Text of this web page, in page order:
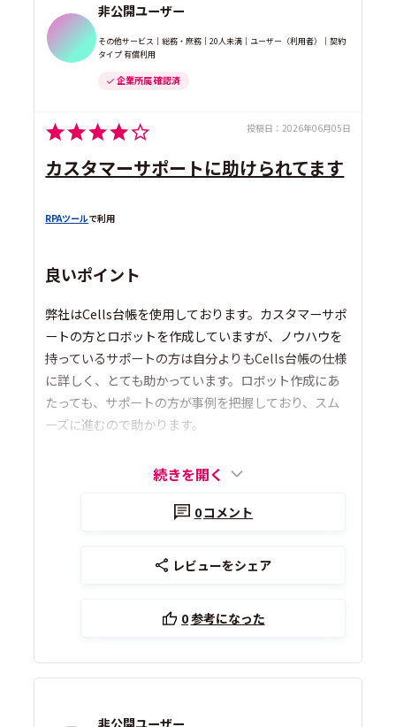
非公開ユーザー
その他サービス｜総務・庶務｜20人未満｜ユーザー（利用者）｜契約
タイプ 有償利用
企業所属 確認済
投稿日： 2026年06月05日
カスタマーサポートに助けられてます
RPAツールで利用
良いポイント
弊社はCells台帳を使用しております。カスタマーサポ
ートの方とロボットを作成していますが、ノウハウを
持っているサポートの方は自分よりもCells台帳の仕様
に詳しく、とても助かっています。ロボット作成にあ
たっても、サポートの方が事例を把握しており、スム
ーズに進むので助かります。
続きを開く
0コメント
レビューをシェア
0参考になった
非公開ユーザー